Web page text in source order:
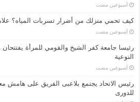
‏أسبوعين مضت
كيف تحمي منزلك من أضرار تسربات المياه؟
‏أسبوعين مضت
رئيسا جامعة كفر الشيخ والقومي للمرأة
النوعية
‏أسبوعين مضت
رئيس الاتحاد يجتمع بلاعبى الفريق على هامش
للدورى